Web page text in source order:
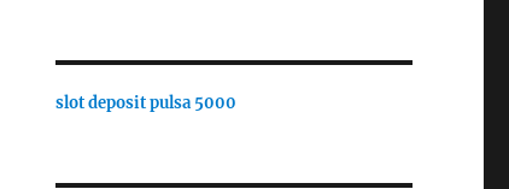
slot deposit pulsa 5000